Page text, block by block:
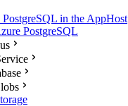
PostgreSQL in the AppHost
PostgreSQL